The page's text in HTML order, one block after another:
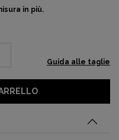
in più.
Guida alle taglie